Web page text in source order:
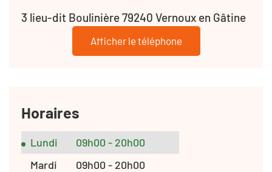
3 lieu-dit Boulinière 79240 Vernoux en Gâtine
Afficher le téléphone
Horaires
Lundi
09h00 - 20h00
Mardi
09h00 - 20h00